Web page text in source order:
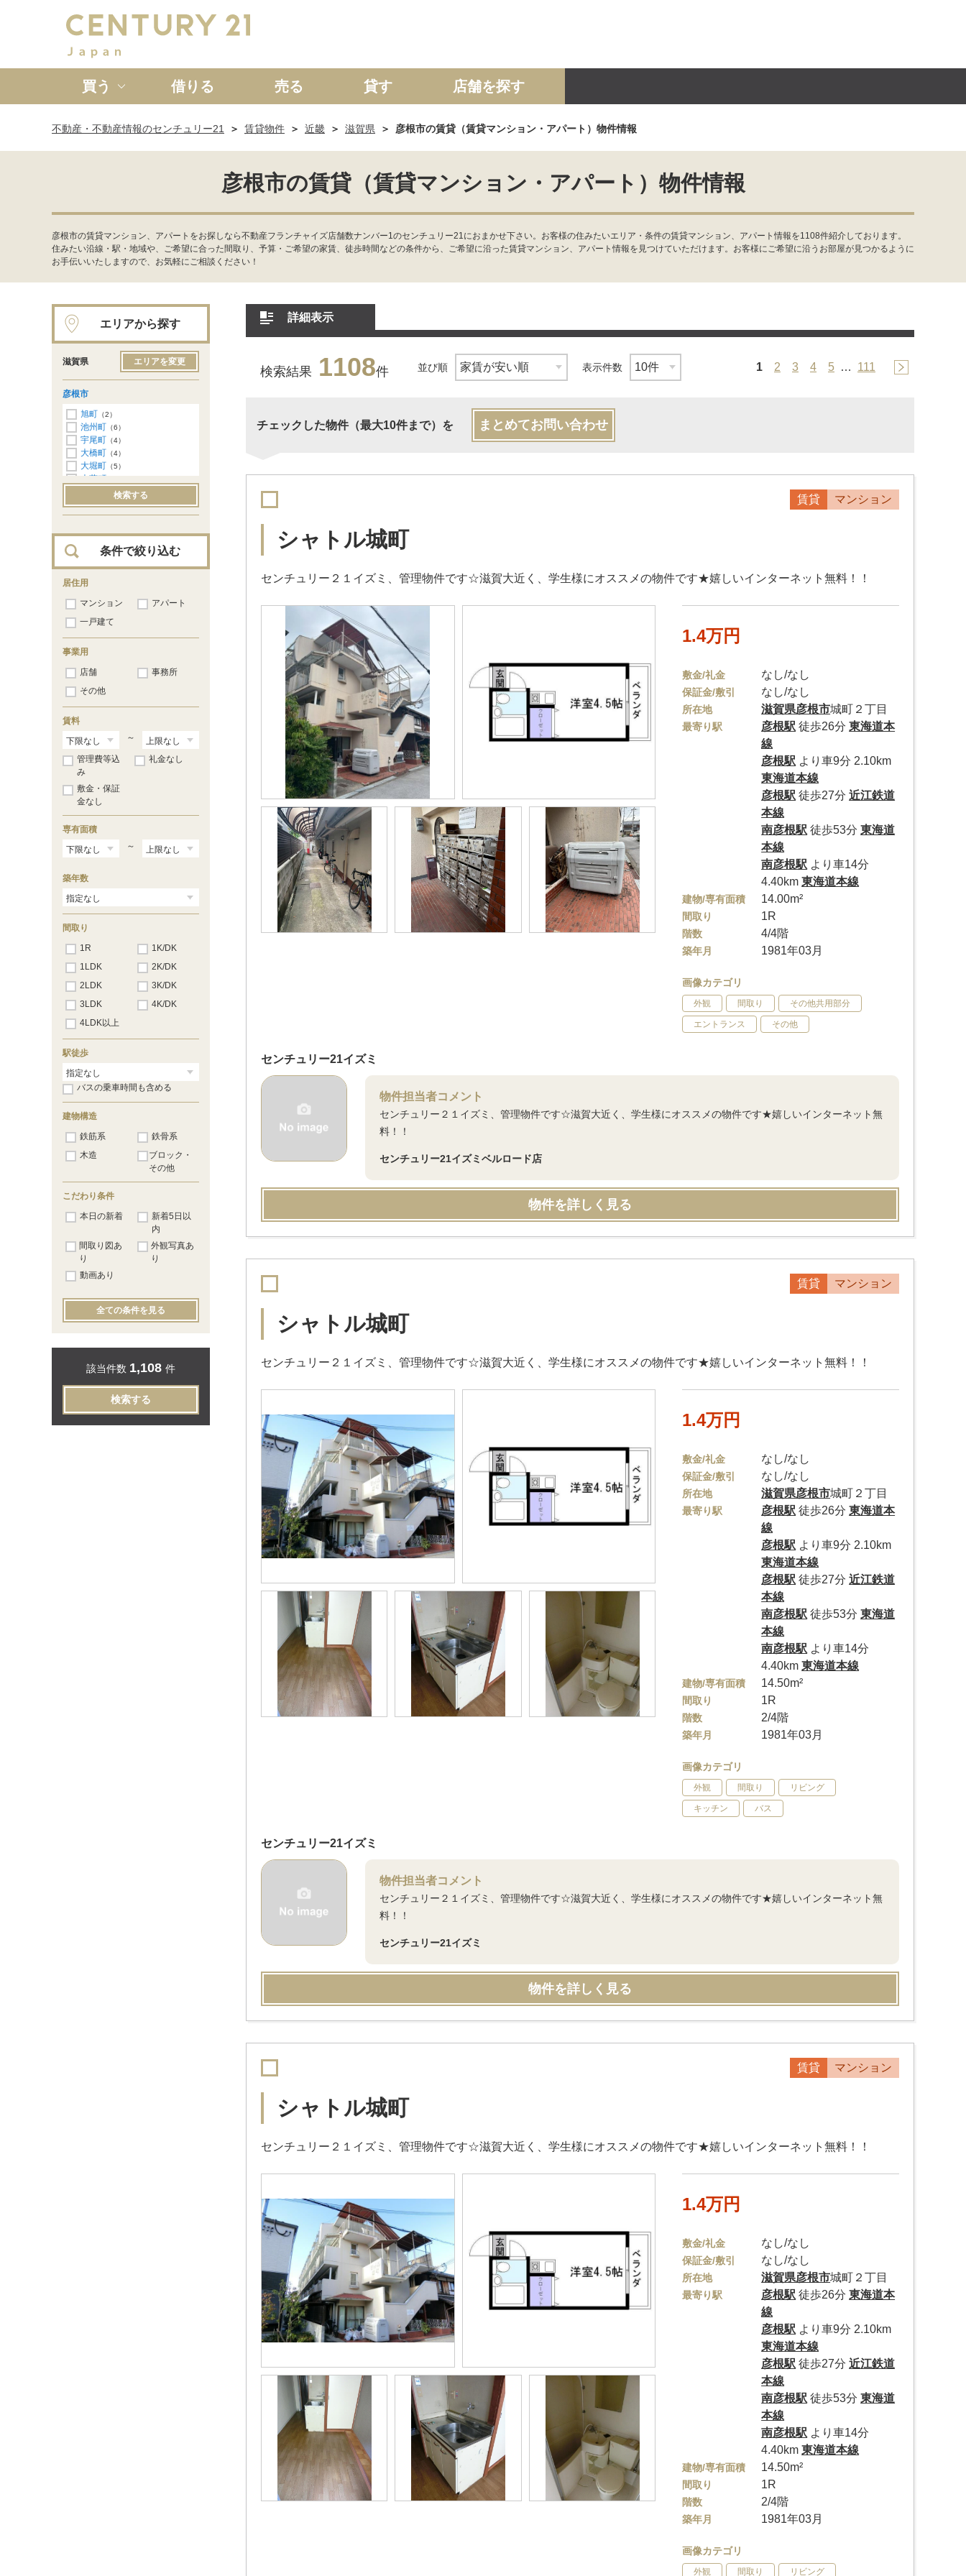
買う
新築一戸建て 中古一戸建て マンション 土地 事業投資用
借りる 売る 貸す 店舗を探す
不動産・不動産情報のセンチュリー21 賃貸物件 近畿 滋賀県 彦根市の賃貸（賃貸マンション・アパート）物件情報
彦根市の賃貸（賃貸マンション・アパート）物件情報
彦根市の賃貸マンション、アパートをお探しなら不動産フランチャイズ店舗数ナンバー1のセンチュリー21におまかせ下さい。お客様の住みたいエリア・条件の賃貸マンション、アパート情報を1108件紹介しております。
住みたい沿線・駅・地域や、ご希望に合った間取り、予算・ご希望の家賃、徒歩時間などの条件から、ご希望に沿った賃貸マンション、アパート情報を見つけていただけます。お客様にご希望に沿うお部屋が見つかるように
お手伝いいたしますので、お気軽にご相談ください！
詳細表示
検索結果 1108件 並び順 表示件数 1 2 3 4 5 … 111
チェックした物件（最大10件まで）を まとめてお問い合わせ
賃貸 マンション
シャトル城町
センチュリー２１イズミ、管理物件です☆滋賀大近く、学生様にオススメの物件です★嬉しいインターネット無料！！
1.4万円
敷金/礼金 なし/なし
保証金/敷引 なし/なし
所在地 滋賀県彦根市城町２丁目
最寄り駅 彦根駅 徒歩26分東海道本
線
彦根駅 より車9分 2.10km
東海道本線
彦根駅 徒歩27分近江鉄道
本線
南彦根駅 徒歩53分東海道
本線
南彦根駅 より車14分
4.40km東海道本線
建物/専有面積 14.00m²
間取り 1R
階数 4/4階
築年月 1981年03月
画像カテゴリ
外観 間取り その他共用部分
エントランス その他
センチュリー21イズミ
物件担当者コメント
センチュリー２１イズミ、管理物件です☆滋賀大近く、学生様にオススメの物件です★嬉しいインターネット無
料！！
センチュリー21イズミベルロード店
物件を詳しく見る
賃貸 マンション
シャトル城町
センチュリー２１イズミ、管理物件です☆滋賀大近く、学生様にオススメの物件です★嬉しいインターネット無料！！
1.4万円
敷金/礼金 なし/なし
保証金/敷引 なし/なし
所在地 滋賀県彦根市城町２丁目
最寄り駅 彦根駅 徒歩26分東海道本
線
彦根駅 より車9分 2.10km
東海道本線
彦根駅 徒歩27分近江鉄道
本線
南彦根駅 徒歩53分東海道
本線
南彦根駅 より車14分
4.40km東海道本線
建物/専有面積 14.50m²
間取り 1R
階数 2/4階
築年月 1981年03月
画像カテゴリ
外観 間取り リビング
キッチン バス
センチュリー21イズミ
物件担当者コメント
センチュリー２１イズミ、管理物件です☆滋賀大近く、学生様にオススメの物件です★嬉しいインターネット無
料！！
センチュリー21イズミ
物件を詳しく見る
賃貸 マンション
シャトル城町
センチュリー２１イズミ、管理物件です☆滋賀大近く、学生様にオススメの物件です★嬉しいインターネット無料！！
1.4万円
敷金/礼金 なし/なし
保証金/敷引 なし/なし
所在地 滋賀県彦根市城町２丁目
最寄り駅 彦根駅 徒歩26分東海道本
線
彦根駅 より車9分 2.10km
東海道本線
彦根駅 徒歩27分近江鉄道
本線
南彦根駅 徒歩53分東海道
本線
南彦根駅 より車14分
4.40km東海道本線
建物/専有面積 14.50m²
間取り 1R
階数 2/4階
築年月 1981年03月
画像カテゴリ
外観 間取り リビング
エリアから探す
滋賀県 エリアを変更
彦根市
旭町 （2）
池州町 （6）
宇尾町 （4）
大橋町 （4）
大堀町 （5）
大藪町
（1）
尾末町（7）
開出今町（28）
（4）
甘呂町（14）
京町（5）
清崎町
小泉町 （40）
金亀町（2）
後三条町
里根町
佐和町
新海浜 （5）
地蔵町（9）
芹川町（17）
芹橋
高宮町（50）
竹ケ鼻町
大東町（21）
中央町
戸賀町（40）
外町（9）
中藪
中藪町
長曽根町（2）
西今町
錦町
野口町
野瀬町
野良田町
八坂町（34）
馬場
東沼波町
肥田町
日夏町（12）
平田町
船町
本町（6）
松原
元岡町 （1）
安清町
安清東町（4）
蓮台寺町 （1）
和田町
検索する
条件で絞り込む
居住用
マンション
アパート
一戸建て
事業用
店舗
事務所
その他
賃料
～
管理費等込
み
礼金なし
敷金・保証
金なし
専有面積
～
築年数
間取り
1R
1K/DK
1LDK
2K/DK
2LDK
3K/DK
3LDK
4K/DK
4LDK以上
駅徒歩
バスの乗車時間も含める
建物構造
鉄筋系
鉄骨系
木造
ブロック・
その他
こだわり条件
本日の新着
新着5日以
内
間取り図あ
り
外観写真あ
り
動画あり
全ての条件を見る
該当件数 1,108 件
検索する